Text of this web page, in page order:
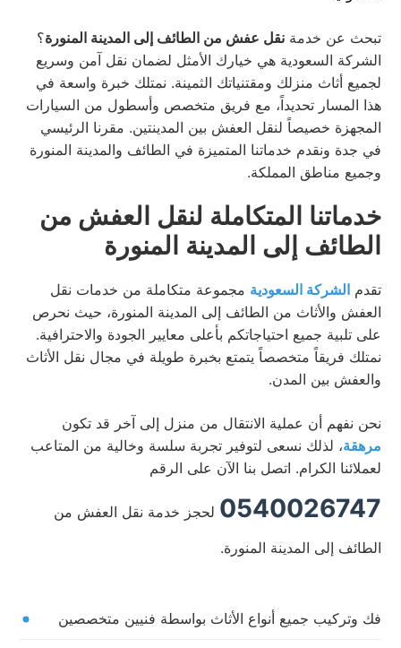
تبحث عن خدمةنقل عفش من الطائف إلى المدينة المنورة؟
الشركة السعودية هي خيارك الأمثل لضمان نقل آمن وسريع
لجميع أثاث منزلك ومقتنياتك الثمينة. نمتلك خبرة واسعة في
هذا المسار تحديداً، مع فريق متخصص وأسطول من السيارات
المجهزة خصيصاً لنقل العفش بين المدينتين. مقرنا الرئيسي
في جدة ونقدم خدماتنا المتميزة في الطائف والمدينة المنورة
وجميع مناطق المملكة.
خدماتنا المتكاملة لنقل العفش من
الطائف إلى المدينة المنورة
تقدمالشركة السعودية مجموعة متكاملة من خدمات نقل
العفش والأثاث من الطائف إلى المدينة المنورة، حيث نحرص
على تلبية جميع احتياجاتكم بأعلى معايير الجودة والاحترافية.
نمتلك فريقاً متخصصاً يتمتع بخبرة طويلة في مجال نقل الأثاث
والعفش بين المدن.
نحن نفهم أن عملية الانتقال من منزل إلى آخر قد تكون
مرهقة، لذلك نسعى لتوفير تجربة سلسة وخالية من المتاعب
لعملائنا الكرام. اتصل بنا الآن على الرقم
0540026747 لحجز خدمة نقل العفش من
الطائف إلى المدينة المنورة.
فك وتركيب جميع أنواع الأثاث بواسطة فنيين متخصصين